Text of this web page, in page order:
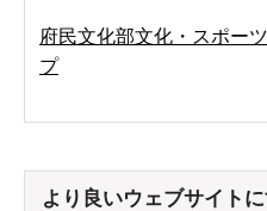
府民文化部文化・スポー
プ
より良いウェブサイト